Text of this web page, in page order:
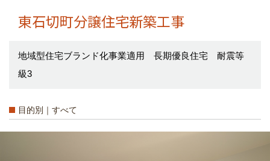
東石切町分譲住宅新築工事
地域型住宅ブランド化事業適用 長期優良住宅 耐震等
級3
目的別｜すべて